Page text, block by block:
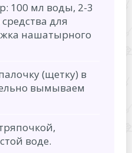
100 мл воды, 2-3
для
нашатырного
(щетку) в
вымываем
воде.